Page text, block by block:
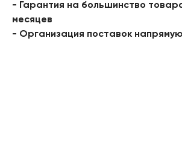
- Гарантия на большинство
месяцев
- Организация поставок